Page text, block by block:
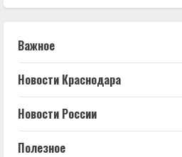
Важное
Новости Краснодара
Новости России
Полезное